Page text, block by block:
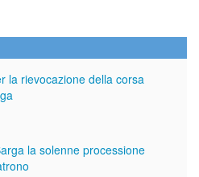
la rievocazione della corsa
la solenne processione